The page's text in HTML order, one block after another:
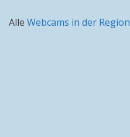
Alle Webcams in der Region